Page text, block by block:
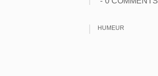
HUMEUR